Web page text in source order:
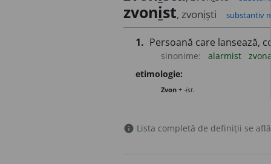
zvonist, zvoniști substantiv
1. Persoană care lansează,
sinonime: alarmist
etimologie:
Zvon + -ist.
info Lista completă de definiții se